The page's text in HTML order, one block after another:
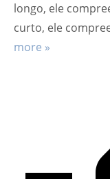
longo, ele
curto, ele
more »